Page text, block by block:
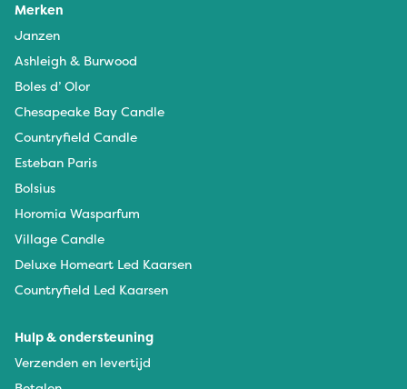
Merken
Janzen
Ashleigh & Burwood
Boles d’ Olor
Chesapeake Bay Candle
Countryfield Candle
Esteban Paris
Bolsius
Horomia Wasparfum
Village Candle
Deluxe Homeart Led Kaarsen
Countryfield Led Kaarsen
Hulp & ondersteuning
Verzenden en levertijd